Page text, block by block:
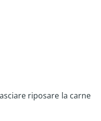
riposare la carne